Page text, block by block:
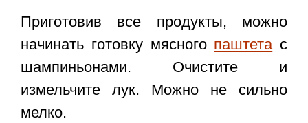
Приготовив все продукты, можно
начинать готовку мясного паштетас
шампиньонами. Очистите и
измельчите лук. Можно не сильно
мелко.